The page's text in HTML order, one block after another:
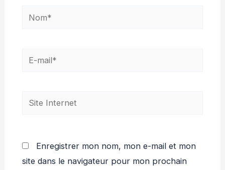
Nom*
E-
Site
Enregistrer mon nom, mon e-mail et mon
site dans le navigateur pour mon prochain